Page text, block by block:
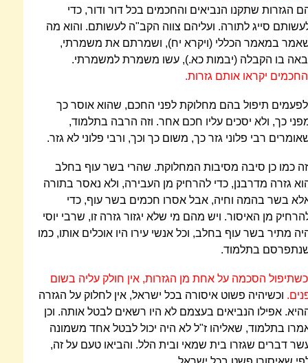
הגזרות שתקנו הנביאים והחכמים בכל דור ודור, כדי
סייג לתורה. ועליהם צווה הקב"ה לעשותם. והוא מה
במאמר הכללי (ויקרא יח), ושמרתם את משמרתי,
בו הקבלה (יבמות כא.), עשו משמרת למשמרתי.
יקראו אותם גזרות.
תיפול בהם מחלוקת לפני החכם, שהוא אוסר כך
כך, ולא יסכים עליו חכם אחר. וזה הרבה בתלמוד,
רבי פלוני גזר כך, משום כך וכך, ורבי פלוני לא גזר.
כמו כן סיבה מסיבות המחלוקת. שהרי בשר עוף בחלב
גזרה מדרבנן, כדי להרחיק מן העבירה, ולא נאסר בתורה
בשר בהמה וחיה, אבל אסרו חכמים בשר עוף, כדי
מן האיסור. ויש מהם מי שלא יגזור גזרה זו, שרבי יוסי
מתיר בשר עוף בחלב, וכל אנשי עירו היו אוכלים אותו, כמו
בתלמוד.
הסכמה על אחת מן הגזרות, אין חולק עליה בשום
וכשיהיה פשוט איסורה בכל ישראל, אין לחלוק על הגזרה
אפילו הנביאים בעצמם לא היו רשאים לבטל אותה. וכן
בתלמוד, שאליהו ז"ל לא היה יכול לבטל אחד משמונה
דברים שגזרו בית שמאי ובית הלל. והביאו טעם על זה,